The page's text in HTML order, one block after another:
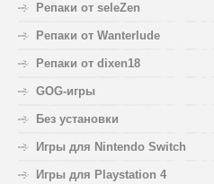
Репаки от seleZen
Репаки от Wanterlude
Репаки от dixen18
GOG-игры
Без установки
Игры для Nintendo Switch
Игры для Playstation 4